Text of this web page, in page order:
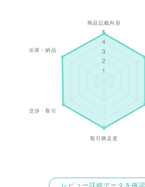
レビュー詳細データを確